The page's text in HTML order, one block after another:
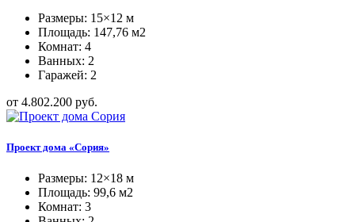
Размеры: 15×12 м
Площадь: 147,76 м2
Комнат: 4
Ванных: 2
Гаражей: 2
от 4.802.200 руб.
Проект дома «Сория»
Размеры: 12×18 м
Площадь: 99,6 м2
Комнат: 3